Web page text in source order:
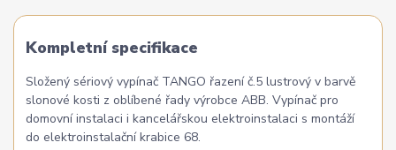
Kompletní specifikace
Složený sériový vypínač TANGO řazení č.5 lustrový v barvě
slonové kosti z oblíbené řady výrobce ABB. Vypínač pro
domovní instalaci i kancelářskou elektroinstalaci s montáží
do elektroinstalační krabice 68.